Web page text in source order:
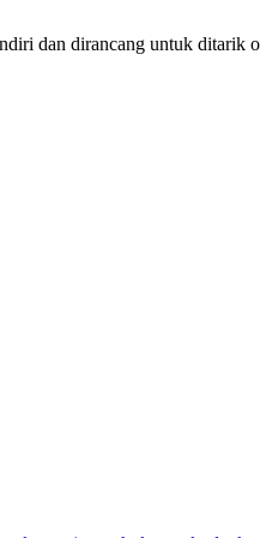
dan dirancang untuk